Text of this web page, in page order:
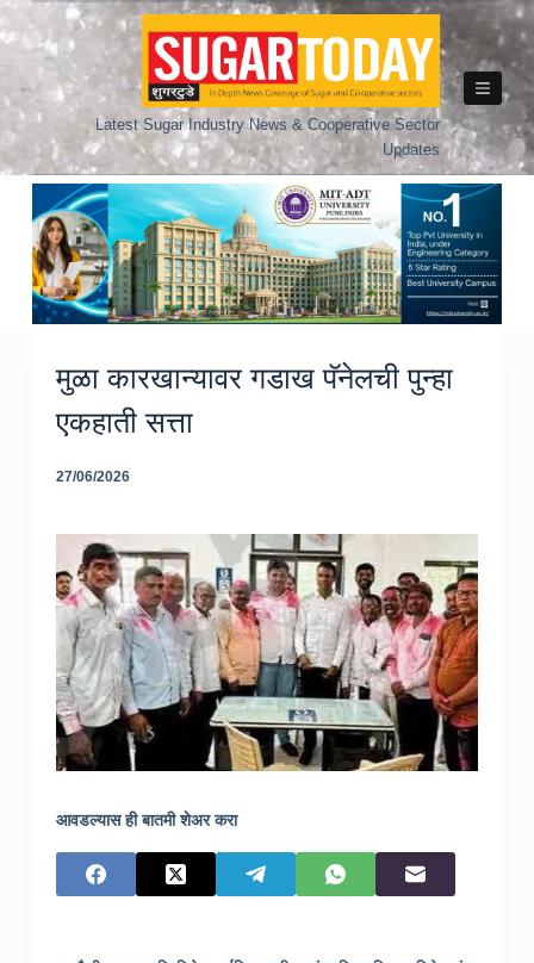
Skip
to
Latest Sugar Industry News & Cooperative Sector
Updates
मुळा कारखान्यावर गडाख पॅनेलची पुन्हा
एकहाती सत्ता
27/06/2026
आवडल्यास ही बातमी शेअर करा